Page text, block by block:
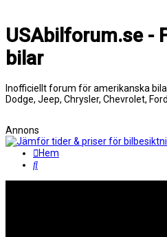
USAbilforum.se -
bilar
Inofficiellt forum för amerikanska
Dodge, Jeep, Chrysler, Chevrolet,
Annons
Hem
Sök